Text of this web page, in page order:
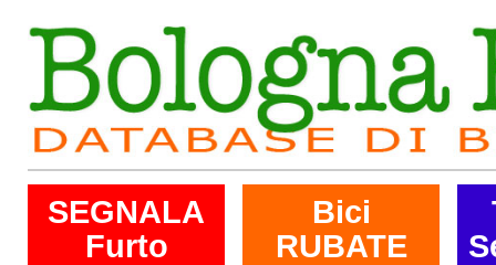
SEGNALA
Furto
Bici
RUBATE